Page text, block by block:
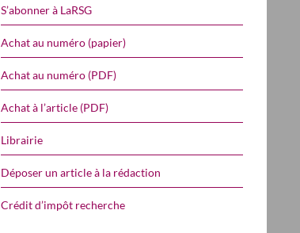
S’abonner à LaRSG
Achat au numéro (papier)
Achat au numéro (PDF)
Achat à l’article (PDF)
Librairie
Déposer un article à la rédaction
Crédit d’impôt recherche